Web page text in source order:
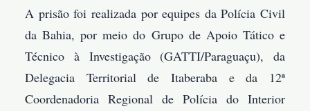
A prisão foi realizada por equipes da Polícia Civil
da Bahia, por meio do Grupo de Apoio Tático e
Técnico à Investigação (GATTI/Paraguaçu), da
Delegacia Territorial de Itaberaba e da 12ª
Coordenadoria Regional de Polícia do Interior